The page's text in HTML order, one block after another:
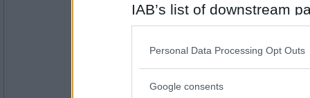
IAB’s list of downstream
also be disclosed by us
Downstream Participants
Please note that this
Personal Data Processing Opt Outs
Google consents
petigabettan